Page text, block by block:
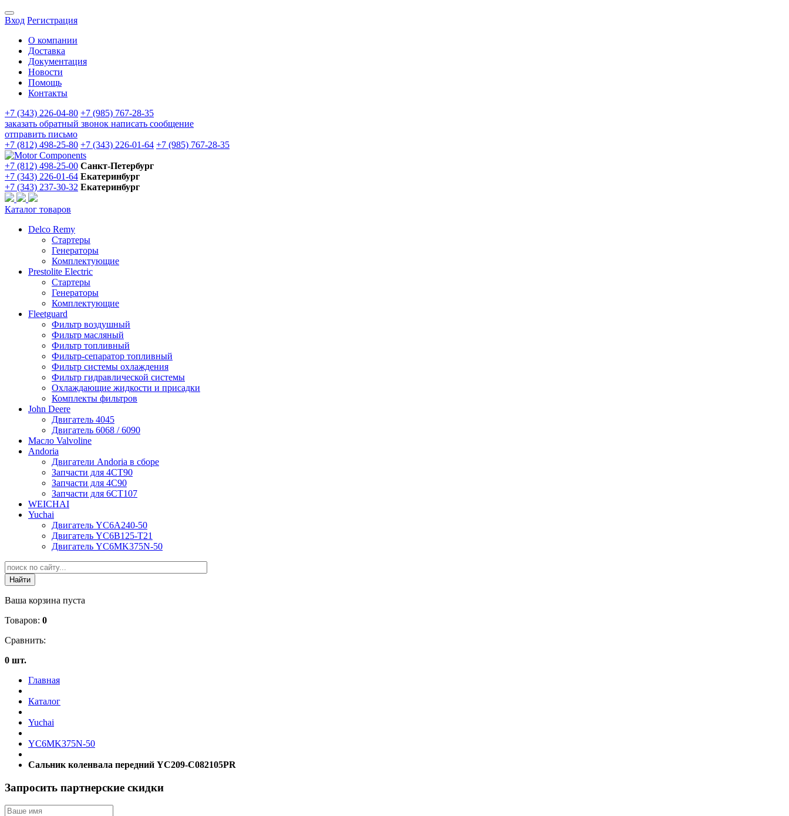
Вход Регистрация
О компании
Доставка
Документация
Новости
Помощь
Контакты
+7 (343) 226-04-80 +7 (985) 767-28-35
заказать обратный звонок написать сообщение
отправить письмо
+7 (812) 498-25-80 +7 (343) 226-01-64 +7 (985) 767-28-35
+7 (812) 498-25-00 Санкт-Петербург
+7 (343) 226-01-64 Екатеринбург
+7 (343) 237-30-32 Екатеринбург
Каталог товаров
Delco Remy
Стартеры
Генераторы
Комплектующие
Prestolite Electric
Стартеры
Генераторы
Комплектующие
Fleetguard
Фильтр воздушный
Фильтр масляный
Фильтр топливный
Фильтр-сепаратор топливный
Фильтр системы охлаждения
Фильтр гидравлической системы
Охлаждающие жидкости и присадки
Комплекты фильтров
John Deere
Двигатель 4045
Двигатель 6068 / 6090
Масло Valvoline
Andoria
Двигатели Andoria в сборе
Запчасти для 4CT90
Запчасти для 4С90
Запчасти для 6CT107
WEICHAI
Yuchai
Двигатель YC6A240-50
Двигатель YC6B125-T21
Двигатель YC6MK375N-50
Ваша корзина пуста
Товаров: 0
Сравнить:
0 шт.
Главная
Каталог
Yuchai
YC6MK375N-50
Сальник коленвала передний YC209-C082105PR
Запросить партнерские скидки